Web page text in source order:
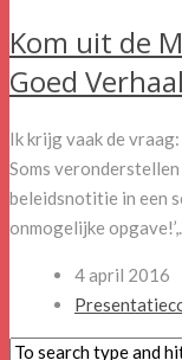
Kom uit de
Goed Verhaal
Ik krijg vaak de vraag:
Soms
beleidsnotitie in een
onmogelijke
4 april 2016